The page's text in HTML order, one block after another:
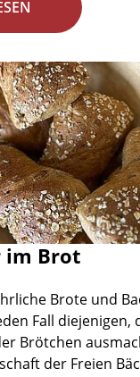
im Brot
Brote und
Fall diejenigen,
Brötchen
der Freien